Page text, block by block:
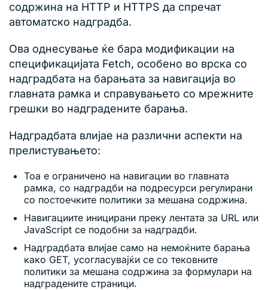
содржина на HTTP и HTTPS да спречат
автоматско надградба.
Ова однесување ќе бара модификации на
спецификацијата Fetch, особено во врска со
надградбата на барањата за навигација во
главната рамка и справувањето со мрежните
грешки во надградените барања.
Надградбата влијае на различни аспекти на
прелистувањето:
Тоа е ограничено на навигации во главната
рамка, со надградби на подресурси регулирани
со постоечките политики за мешана содржина.
Навигациите иницирани преку лентата за URL или
JavaScript се подобни за надградби.
Надградбата влијае само на немоќните барања
како GET, усогласувајќи се со тековните
политики за мешана содржина за формулари на
надградените страници.